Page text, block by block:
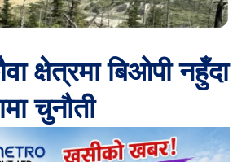
क्षेत्रमा बिओपी नहुँदा
चुनौती